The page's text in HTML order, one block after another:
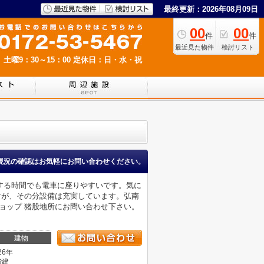
最終更新：2026年08月09日
00件
最近見た物件
00件
検討リスト
曜9：30～15：00 定休日：日・水・祝
況の確認はお気軽にお問い合わせください。
時間でも電車に座りやすいです。気に
、その分設備は充実しています。弘南
プ 猪股地所にお問い合わせ下さい。
建物
年
建